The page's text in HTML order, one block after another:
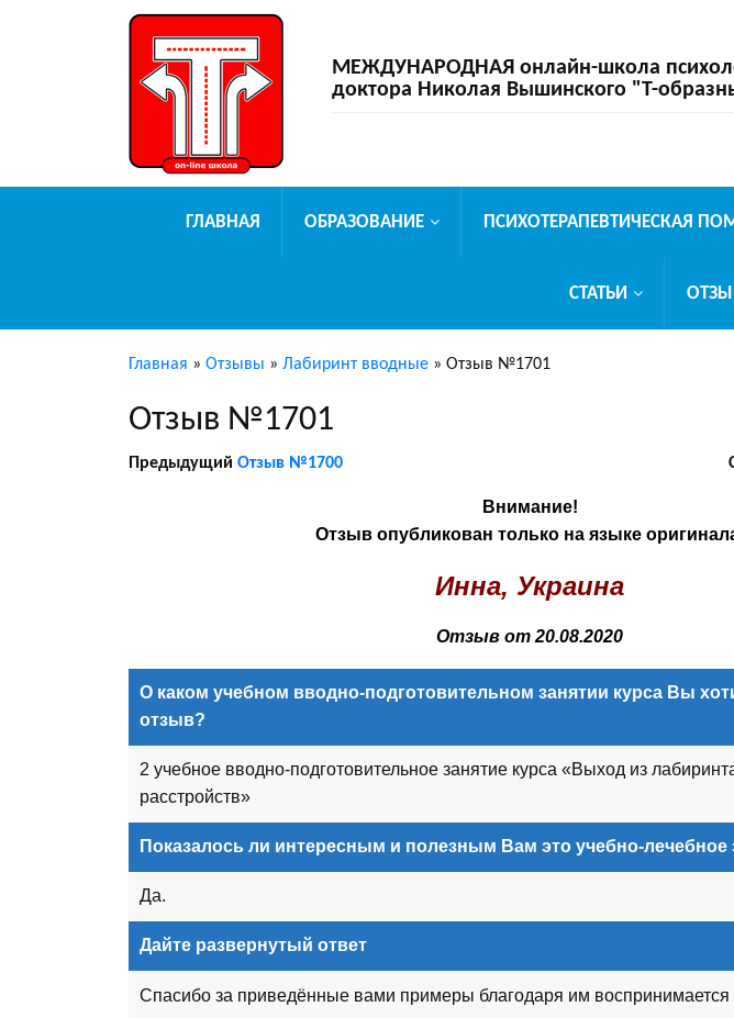
МЕЖДУНАРОДНАЯ онлайн-школа
доктора Николая Вышинского "Т-
ГЛАВНАЯ ОБРАЗОВАНИЕ ПСИХОТЕРАПЕВТИЧЕСКАЯ
СТАТЬИ
Главная » Отзывы » Лабиринт вводные » Отзыв №1701
Отзыв №1701
Предыдущий Отзыв №1700
Внимание!
Отзыв опубликован только на языке
Инна, Украина
Отзыв от 20.08.2020
О каком учебном вводно-подготовительном занятии курса Вы
отзыв?
2 учебное вводно-подготовительное занятие курса «Выход из
расстройств»
Показалось ли интересным и полезным Вам это учебно-лечебное
Да.
Дайте развернутый ответ
Спасибо за приведённые вами примеры благодаря им воспринимается